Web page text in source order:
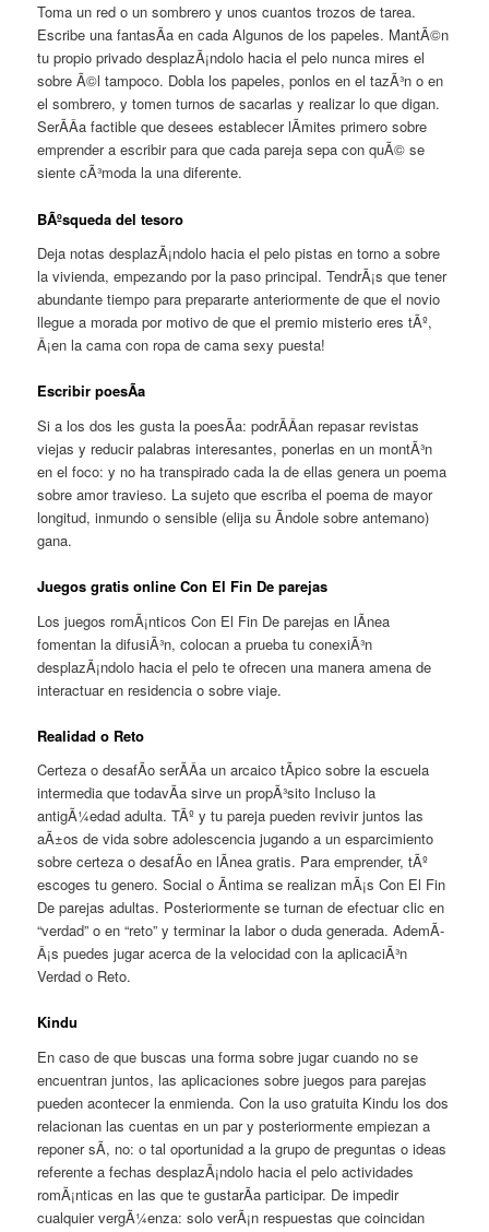
Toma un red o un sombrero y unos cuantos trozos de tarea.
Escribe una fantasÃ­a en cada Algunos de los papeles. MantÃ©n
tu propio privado desplazÃ¡ndolo hacia el pelo nunca mires el
sobre Ã©l tampoco. Dobla los papeles, ponlos en el tazÃ³n o en
el sombrero, y tomen turnos de sacarlas y realizar lo que digan.
SerÃ­Â­a factible que desees establecer lÃ­mites primero sobre
emprender a escribir para que cada pareja sepa con quÃ© se
siente cÃ³moda la una diferente.
BÃºsqueda del tesoro
Deja notas desplazÃ¡ndolo hacia el pelo pistas en torno a sobre
la vivienda, empezando por la paso principal. TendrÃ¡s que tener
abundante tiempo para prepararte anteriormente de que el novio
llegue a morada por motivo de que el premio misterio eres tÃº,
Â¡en la cama con ropa de cama sexy puesta!
Escribir poesÃ­a
Si a los dos les gusta la poesÃ­a: podrÃ­Â­an repasar revistas
viejas y reducir palabras interesantes, ponerlas en un montÃ³n
en el foco: y no ha transpirado cada la de ellas genera un poema
sobre amor travieso. La sujeto que escriba el poema de mayor
longitud, inmundo o sensible (elija su Ã­ndole sobre antemano)
gana.
Juegos gratis online Con El Fin De parejas
Los juegos romÃ¡nticos Con El Fin De parejas en lÃ­nea
fomentan la difusiÃ³n, colocan a prueba tu conexiÃ³n
desplazÃ¡ndolo hacia el pelo te ofrecen una manera amena de
interactuar en residencia o sobre viaje.
Realidad o Reto
Certeza o desafÃ­o serÃ­Â­a un arcaico tÃ­pico sobre la escuela
intermedia que todavÃ­a sirve un propÃ³sito Incluso la
antigÃ¼edad adulta. TÃº y tu pareja pueden revivir juntos las
aÃ±os de vida sobre adolescencia jugando a un esparcimiento
sobre certeza o desafÃ­o en lÃ­nea gratis. Para emprender, tÃº
escoges tu genero. Social o Ãntima se realizan mÃ¡s Con El Fin
De parejas adultas. Posteriormente se turnan de efectuar clic en
“verdad” o en “reto” y terminar la labor o duda generada. AdemÃ­
Â¡s puedes jugar acerca de la velocidad con la aplicaciÃ³n
Verdad o Reto.
Kindu
En caso de que buscas una forma sobre jugar cuando no se
encuentran juntos, las aplicaciones sobre juegos para parejas
pueden acontecer la enmienda. Con la uso gratuita Kindu los dos
relacionan las cuentas en un par y posteriormente empiezan a
reponer sÃ­, no: o tal oportunidad a la grupo de preguntas o ideas
referente a fechas desplazÃ¡ndolo hacia el pelo actividades
romÃ¡nticas en las que te gustarÃ­a participar. De impedir
cualquier vergÃ¼enza: solo verÃ¡n respuestas que coincidan